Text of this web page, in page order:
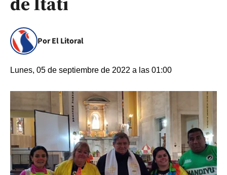
Por El Litoral
Lunes, 05 de septiembre de 2022 a las 01:00